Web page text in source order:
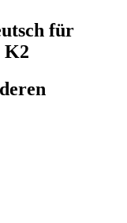
für
K2